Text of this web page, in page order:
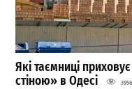
Які таємниці
стіною» в Одесі
3956